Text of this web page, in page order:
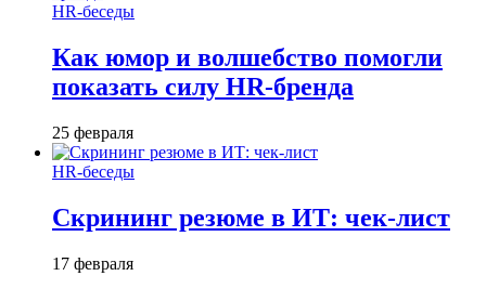
HR-беседы
Как юмор и волшебство помогли
показать силу HR-бренда
25 февраля
HR-беседы
Скрининг резюме в ИТ: чек-лист
17 февраля